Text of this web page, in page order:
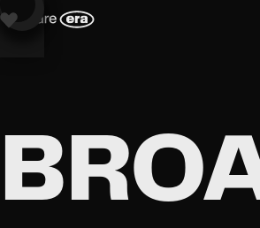
Diese Website verwendet Cookies, um Dir ein